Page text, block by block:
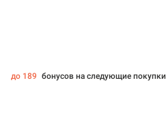
до 189 бонусов на следующие покупки